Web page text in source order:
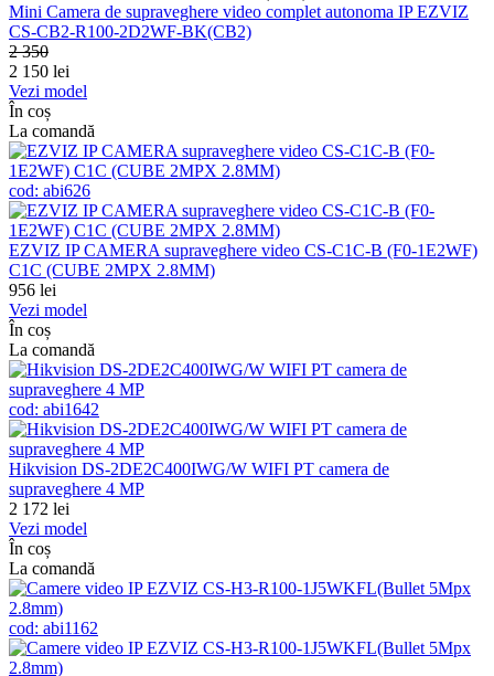
Mini Camera de supraveghere video complet autonoma IP EZVIZ
CS-CB2-R100-2D2WF-BK(CB2)
2 350
2 150 lei
Vezi model
În coș
La comandă
cod: abi626
EZVIZ IP CAMERA supraveghere video CS-C1C-B (F0-1E2WF)
C1C (CUBE 2MPX 2.8MM)
956 lei
Vezi model
În coș
La comandă
cod: abi1642
Hikvision DS-2DE2C400IWG/W WIFI PT camera de
supraveghere 4 MP
2 172 lei
Vezi model
În coș
La comandă
cod: abi1162